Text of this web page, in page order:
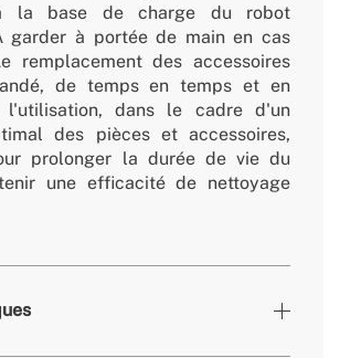
la base de charge du robot
garder à portée de main en cas
remplacement des accessoires
de temps en temps et en
l'utilisation, dans le cadre d'un
des pièces et accessoires,
prolonger la durée de vie du
une efficacité de nettoyage